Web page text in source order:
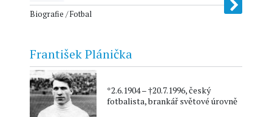
Biografie / Fotbal
František Plánička
*2.6.1904 – †20.7.1996, český
fotbalista, brankář světové úrovně